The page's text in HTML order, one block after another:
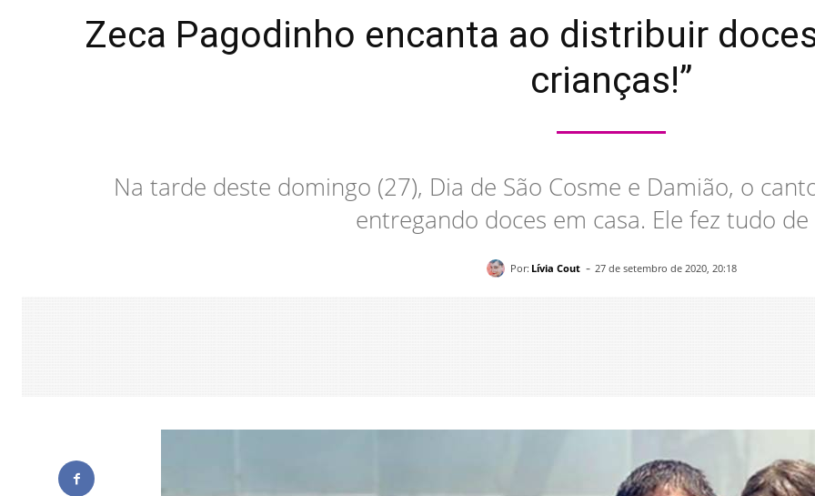
Zeca Pagodinho encanta ao distribuir
crianças!”
Na tarde deste domingo (27), Dia de São Cosme e Damião, o
entregando doces em casa. Ele fez tudo de
Por: Lívia Cout - 27 de setembro de 2020, 20:18